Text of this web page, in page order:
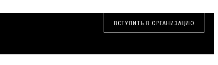
ВСТУПИТЬ В ОРГАНИЗАЦИЮ